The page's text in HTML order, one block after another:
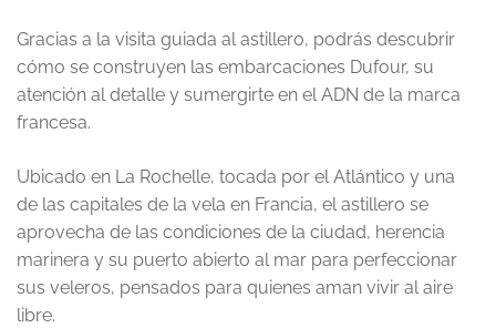
Gracias a la visita guiada al astillero, podrás descubrir
cómo se construyen las embarcaciones Dufour, su
atención al detalle y sumergirte en el ADN de la marca
francesa.
Ubicado en La Rochelle, tocada por el Atlántico y una
de las capitales de la vela en Francia, el astillero se
aprovecha de las condiciones de la ciudad, herencia
marinera y su puerto abierto al mar para perfeccionar
sus veleros, pensados para quienes aman vivir al aire
libre.